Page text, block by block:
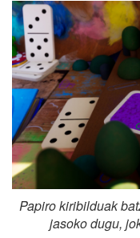
Papiro kiribilduak
jasoko dugu,